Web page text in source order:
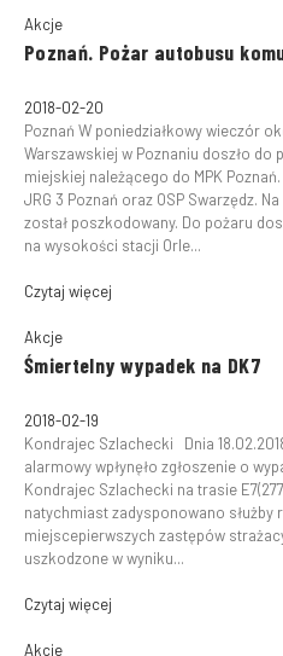
Akcje
Poznań. Pożar autobusu
2018-02-20
Poznań W poniedziałkowy wieczór
Warszawskiej w Poznaniu doszło
miejskiej należącego do MPK
JRG 3 Poznań oraz OSP Swarzędz.
został poszkodowany. Do pożaru
na wysokości stacji Orle...
Czytaj więcej
Akcje
Śmiertelny wypadek na DK7
2018-02-19
Kondrajec Szlachecki Dnia
alarmowy wpłynęło zgłoszenie o
Kondrajec Szlachecki na trasie
natychmiast zadysponowano
miejscepierwszych zastępów
uszkodzone w wyniku...
Czytaj więcej
Akcje